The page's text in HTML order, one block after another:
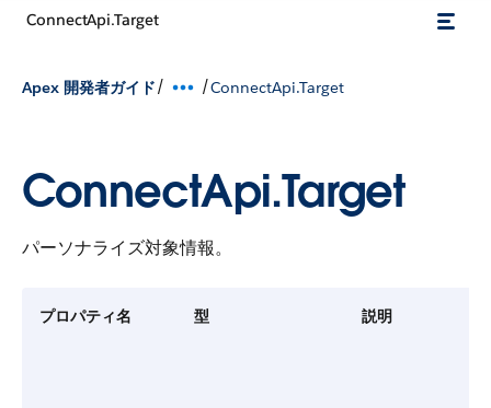
ConnectApi.Target
Apex 開発者ガイド/ /ConnectApi.Target
ConnectApi.Target
パーソナライズ対象情報。
プロパティ名 型 説明